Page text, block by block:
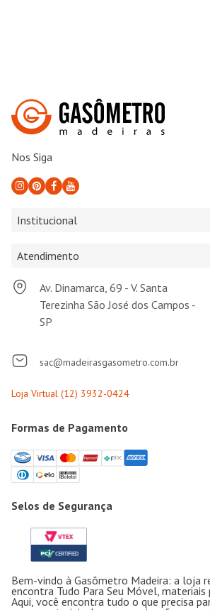
Nos Siga
Institucional
Atendimento
Av. Dinamarca, 69 - V. Santa
Terezinha São José dos Campos -
SP
sac@madeirasgasometro.com.br
Formas de Pagamento
Selos de Segurança
Bem-vindo à Gasômetro Madeira: a loja
encontra Tudo Para Seu Móvel, materiais
Aqui, você encontra tudo o que precisa